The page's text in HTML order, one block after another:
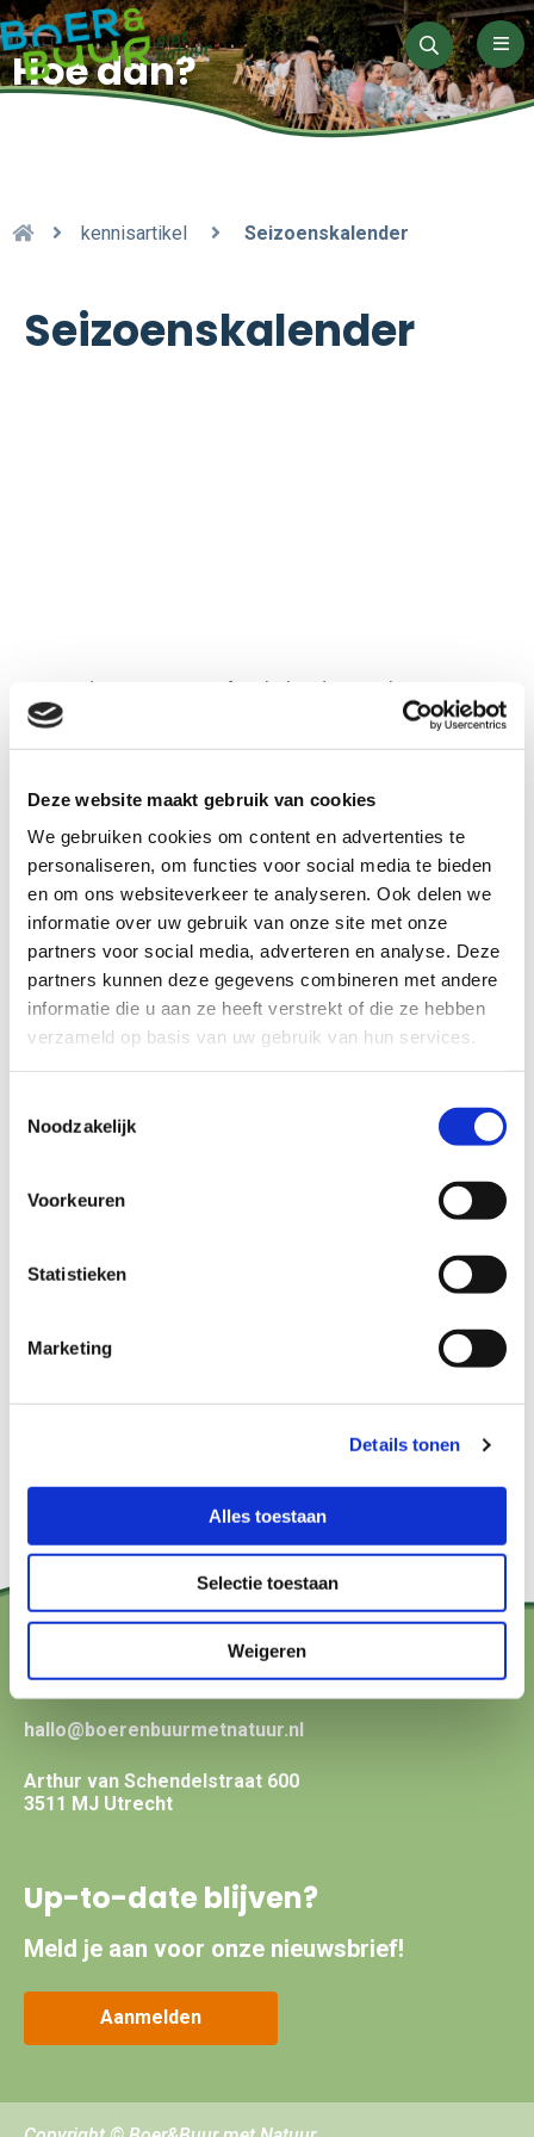
Deze website maakt gebruik van cookies
We gebruiken cookies om content en advertenties te
personaliseren, om functies voor social media te bieden
en om ons websiteverkeer te analyseren. Ook delen we
informatie over uw gebruik van onze site met onze
partners voor social media, adverteren en analyse. Deze
partners kunnen deze gegevens combineren met andere
informatie die u aan ze heeft verstrekt of die ze hebben
verzameld op basis van uw gebruik van hun services.
Noodzakelijk
Voorkeuren
Statistieken
Marketing
Details tonen
Alles toestaan
Selectie toestaan
Weigeren
Zoeken
Hoe dan?
kennisartikel Seizoenskalender
Seizoenskalender
In de groente- en fruitkalender van het
voedingscentrum duidelijk wanneer groente
Download
Contact?
hallo@boerenbuurmetnatuur.nl
Arthur van Schendelstraat 600
3511 MJ Utrecht
Up-to-date blijven?
Meld je aan voor onze nieuwsbrief!
Aanmelden